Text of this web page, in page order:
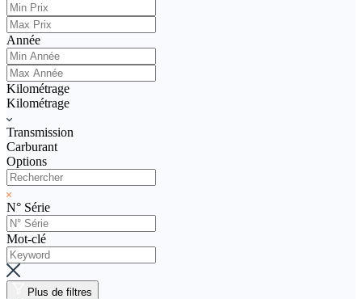
Vendez votre véhicule
Année
Kilométrage
Kilométrage
Transmission
Carburant
Options
N° Série
Mot-clé
Plus de filtres